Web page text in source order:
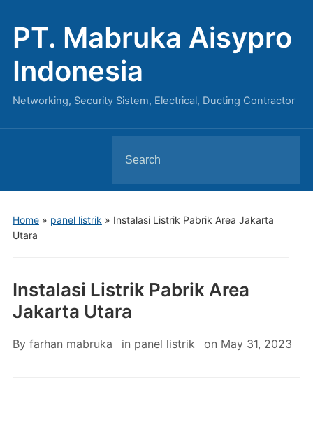
PT. Mabruka Aisypro
Indonesia
Networking, Security Sistem, Electrical, Ducting Contractor
for:
Home» panel listrik » Instalasi Listrik Pabrik Area Jakarta
Utara
Instalasi Listrik Pabrik Area
Jakarta Utara
By farhan mabruka in panel listrik on May 31, 2023